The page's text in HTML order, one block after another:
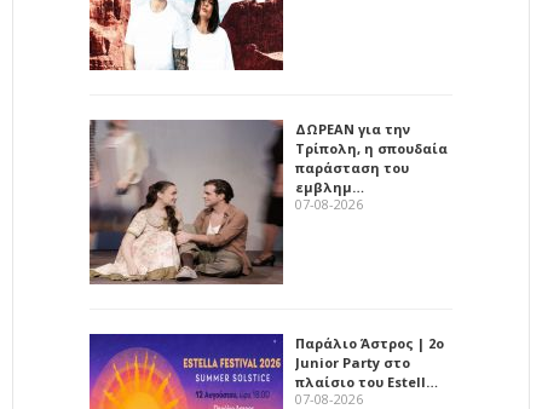
ΔΩΡΕΑΝ για την
Τρίπολη, η σπουδαία
παράσταση του
εμβλημ…
07-08-2026
Παράλιο Άστρος | 2ο
Junior Party στο
πλαίσιο του Estell…
07-08-2026